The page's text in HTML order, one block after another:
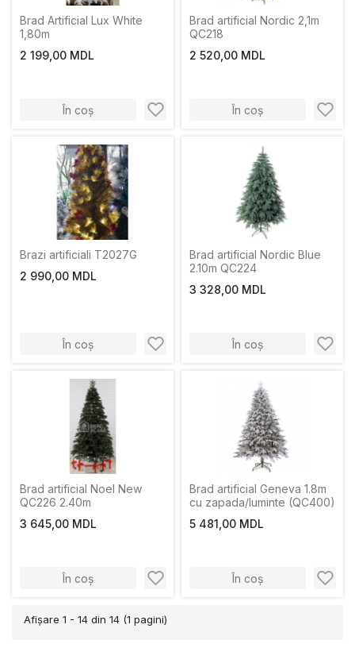
Brad Artificial Lux White
1,80m
2 199,00 MDL
În coș
Brad artificial Nordic 2,1m
QC218
2 520,00 MDL
În coș
Brazi artificiali T2027G
2 990,00 MDL
În coș
Brad artificial Nordic Blue
2.10m QC224
3 328,00 MDL
În coș
Brad artificial Noel New
QC226 2.40m
3 645,00 MDL
În coș
Brad artificial Geneva 1.8m
cu zapada/luminte (QC400)
5 481,00 MDL
În coș
Afişare 1 - 14 din 14 (1 pagini)